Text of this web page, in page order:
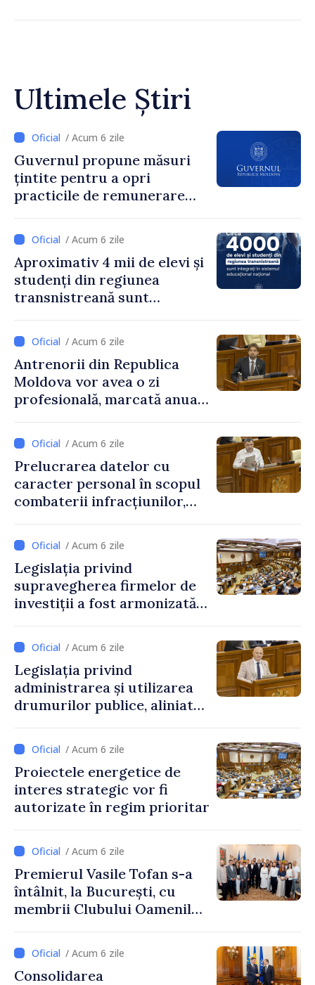
Ultimele Știri
/ Acum 6 zile
Guvernul propune măsuri
țintite pentru a opri
practicile de remunerare
/ Acum 6 zile
Aproximativ 4 mii de elevi și
studenți din regiunea
transnistreană sunt
educațional național
/ Acum 6 zile
Antrenorii din Republica
Moldova vor avea o zi
profesională, marcată anual
/ Acum 6 zile
Prelucrarea datelor cu
caracter personal în scopul
combaterii infracțiunilor,
/ Acum 6 zile
Legislația privind
supravegherea firmelor de
investiții a fost armonizată
/ Acum 6 zile
Legislația privind
administrarea și utilizarea
drumurilor publice, aliniată
/ Acum 6 zile
Proiectele energetice de
interes strategic vor fi
autorizate în regim prioritar
/ Acum 6 zile
Premierul Vasile Tofan s-a
întâlnit, la București, cu
membrii Clubului Oamenilor
/ Acum 6 zile
Consolidarea